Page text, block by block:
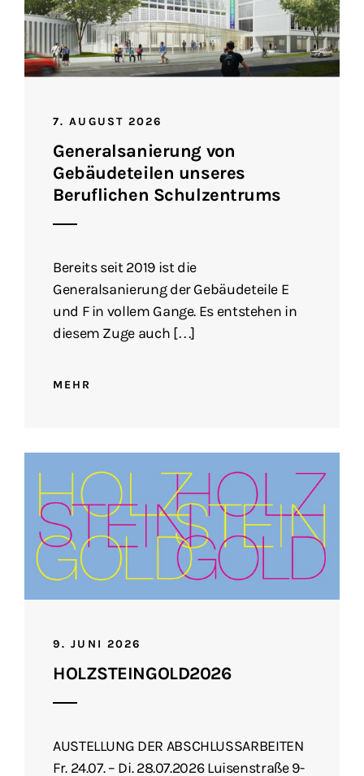
7. AUGUST 2026
Generalsanierung von
Gebäudeteilen unseres
Beruflichen Schulzentrums
Bereits seit 2019 ist die
Generalsanierung der Gebäudeteile E
und F in vollem Gange. Es entstehen in
diesem Zuge auch […]
MEHR
9. JUNI 2026
HOLZSTEINGOLD2026
AUSTELLUNG DER ABSCHLUSSARBEITEN
Fr. 24.07. – Di. 28.07.2026 Luisenstraße 9-